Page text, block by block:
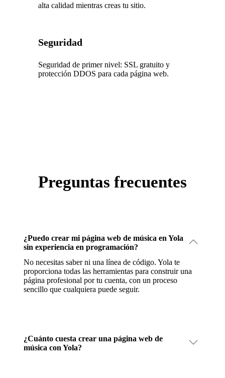
alta calidad mientras creas tu sitio.
Seguridad
Seguridad de primer nivel: SSL gratuito y
protección DDOS para cada página web.
Preguntas frecuentes
¿Puedo crear mi página web de música en Yola
sin experiencia en programación?
No necesitas saber ni una línea de código. Yola te
proporciona todas las herramientas para construir una
página profesional por tu cuenta, con un proceso
sencillo que cualquiera puede seguir.
¿Cuánto cuesta crear una página web de
música con Yola?